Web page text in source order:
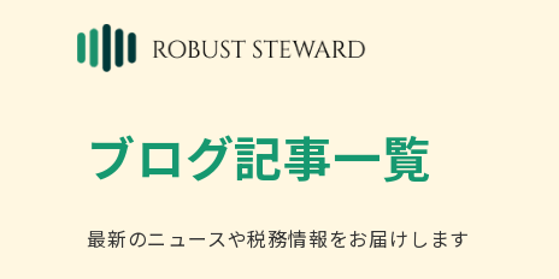
ブログ記事一覧
最新のニュースや税務情報をお届けします